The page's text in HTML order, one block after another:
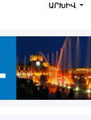
ԱՐԽԻՎ